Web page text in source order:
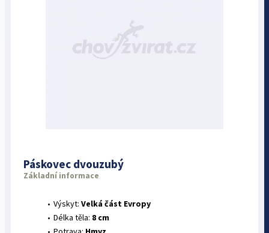
Páskovec dvouzubý
Základní informace
Výskyt: Velká část Evropy
Délka těla: 8 cm